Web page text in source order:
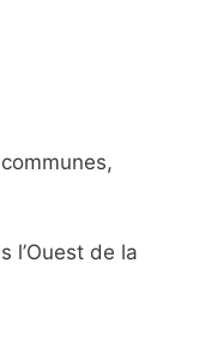
l’Ouest de la